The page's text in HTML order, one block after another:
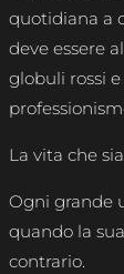
quotidiana a
deve essere
globuli rossi
La vita che
Ogni grande
quando la
contrario.